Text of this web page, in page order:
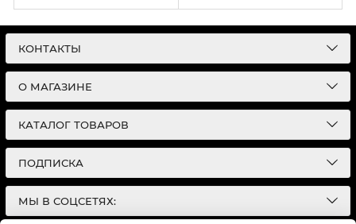
КОНТАКТЫ
О МАГАЗИНЕ
КАТАЛОГ ТОВАРОВ
ПОДПИСКА
МЫ В СОЦСЕТЯХ: